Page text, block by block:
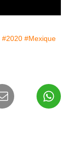
#2020 #Mexique